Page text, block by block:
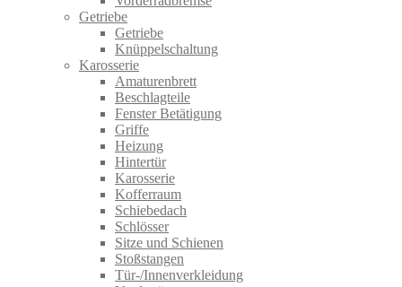
Getriebe
Getriebe
Knüppelschaltung
Karosserie
Amaturenbrett
Beschlagteile
Fenster Betätigung
Griffe
Heizung
Hintertür
Karosserie
Kofferraum
Schiebedach
Schlösser
Sitze und Schienen
Stoßstangen
Tür-/Innenverkleidung